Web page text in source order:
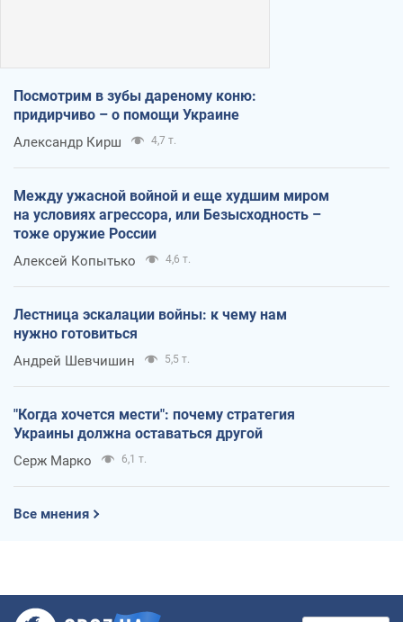
Посмотрим в зубы дареному коню:
придирчиво – о помощи Украине
Александр Кирш 4,7 т.
Между ужасной войной и еще худшим миром
на условиях агрессора, или Безысходность –
тоже оружие России
Алексей Копытько 4,6 т.
Лестница эскалации войны: к чему нам
нужно готовиться
Андрей Шевчишин 5,5 т.
"Когда хочется мести": почему стратегия
Украины должна оставаться другой
Серж Марко 6,1 т.
Все мнения